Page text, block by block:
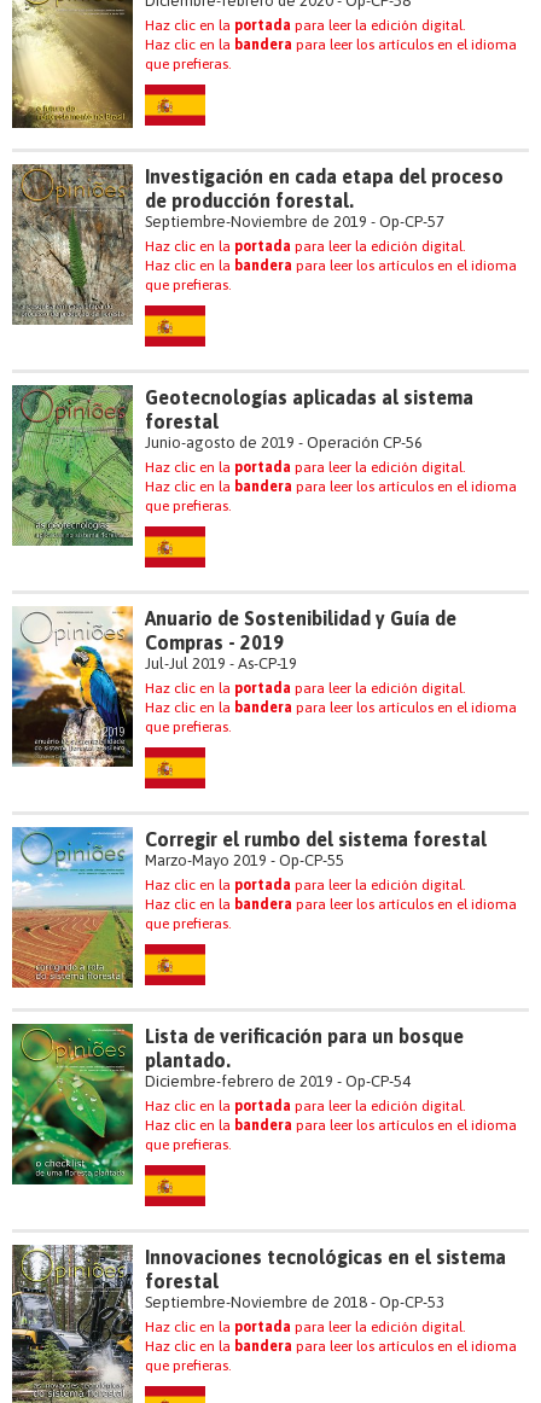
Haz clic en la portada para leer la edición digital.
Haz clic en la bandera para leer los artículos en el idioma
que prefieras.
Investigación en cada etapa del proceso
de producción forestal.
Septiembre-Noviembre de 2019 - Op-CP-57
Haz clic en la portada para leer la edición digital.
Haz clic en la bandera para leer los artículos en el idioma
que prefieras.
Geotecnologías aplicadas al sistema
forestal
Junio-agosto de 2019 - Operación CP-56
Haz clic en la portada para leer la edición digital.
Haz clic en la bandera para leer los artículos en el idioma
que prefieras.
Anuario de Sostenibilidad y Guía de
Compras - 2019
Jul-Jul 2019 - As-CP-19
Haz clic en la portada para leer la edición digital.
Haz clic en la bandera para leer los artículos en el idioma
que prefieras.
Corregir el rumbo del sistema forestal
Marzo-Mayo 2019 - Op-CP-55
Haz clic en la portada para leer la edición digital.
Haz clic en la bandera para leer los artículos en el idioma
que prefieras.
Lista de verificación para un bosque
plantado.
Diciembre-febrero de 2019 - Op-CP-54
Haz clic en la portada para leer la edición digital.
Haz clic en la bandera para leer los artículos en el idioma
que prefieras.
Innovaciones tecnológicas en el sistema
forestal
Septiembre-Noviembre de 2018 - Op-CP-53
Haz clic en la portada para leer la edición digital.
Haz clic en la bandera para leer los artículos en el idioma
que prefieras.